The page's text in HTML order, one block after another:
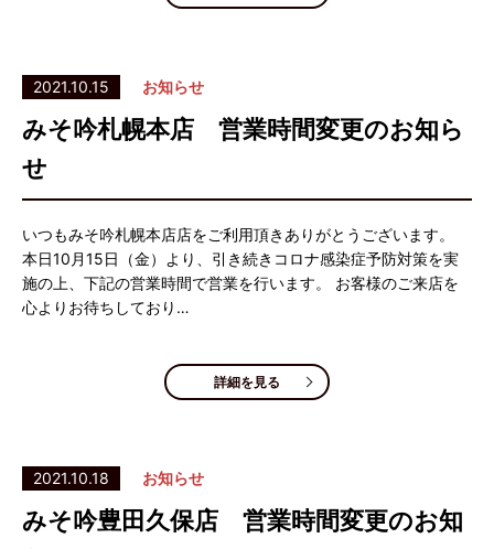
2021.10.15 お知らせ
みそ吟札幌本店 営業時間変更のお知ら
せ
いつもみそ吟札幌本店店をご利用頂きありがとうございます。
本日10月15日（金）より、引き続きコロナ感染症予防対策を実
施の上、下記の営業時間で営業を行います。 お客様のご来店を
心よりお待ちしており…
詳細を見る
2021.10.18 お知らせ
みそ吟豊田久保店 営業時間変更のお知